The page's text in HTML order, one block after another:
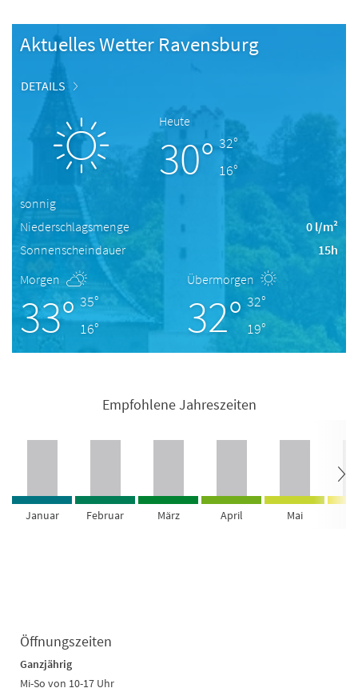
Aktuelles Wetter Ravensburg
DETAILS
Heute
30° 32°
16°
sonnig
Niederschlagsmenge
0 l/m²
Sonnenscheindauer
15h
Morgen
33° 35°
16°
Übermorgen
32° 32°
19°
Empfohlene Jahreszeiten
Januar Februar März April Mai
Öffnungszeiten
Ganzjährig
Mi-So von 10-17 Uhr